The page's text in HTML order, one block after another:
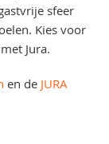
sfeer
Kies voor
Jura.
en de JURA